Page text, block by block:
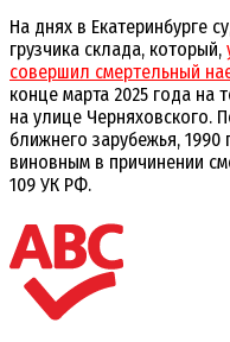
На днях в Екатеринбурге
грузчика склада, который,
совершил смертельный
конце марта 2025 года на
на улице Черняховского.
ближнего зарубежья,
виновным в причинении
109 УК РФ.